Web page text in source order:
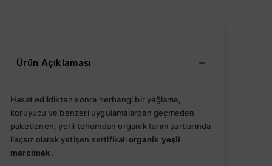
Ürün Açıklaması
Hasat edildikten sonra herhangi bir yağlama,
koruyucu ve benzeri uygulamalardan geçmeden
paketlenen, yerli tohumdan organik tarım şartlarında
ilaçsız olarak yetişen sertifikalı organik yeşil
mercimek.